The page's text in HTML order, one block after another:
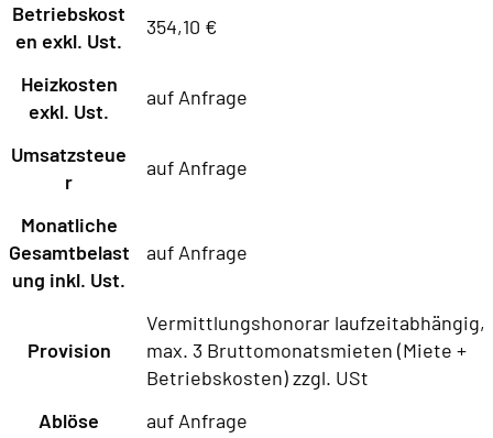
Betriebskost
en exkl. Ust.
354,10 €
Heizkosten
exkl. Ust.
auf Anfrage
Umsatzsteue
r
auf Anfrage
Monatliche
Gesamtbelast
ung inkl. Ust.
auf Anfrage
Provision
Vermittlungshonorar laufzeitabhängig,
max. 3 Bruttomonatsmieten (Miete +
Betriebskosten) zzgl. USt
Ablöse
auf Anfrage